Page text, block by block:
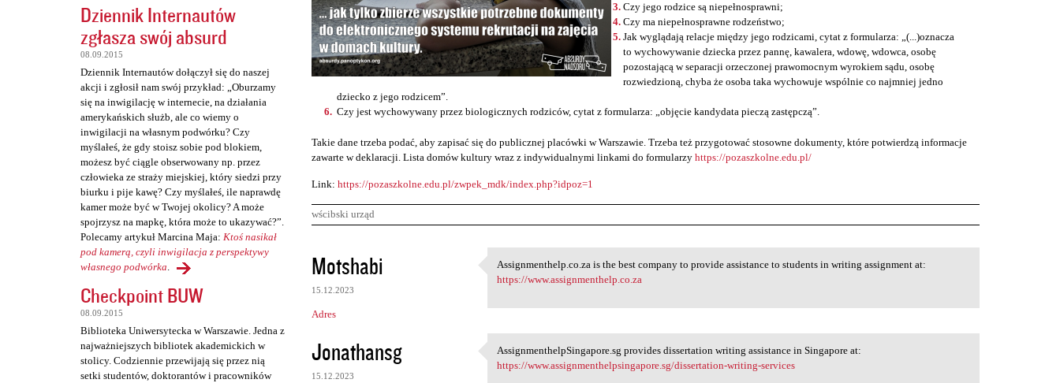
Dziennik Internautów
zgłasza swój absurd
08.09.2015
Dziennik Internautów dołączył się do naszej
akcji i zgłosił nam swój przykład: „Oburzamy
się na inwigilację w internecie, na działania
amerykańskich służb, ale co wiemy o
inwigilacji na własnym podwórku? Czy
myślałeś, że gdy stoisz sobie pod blokiem,
możesz być ciągle obserwowany np. przez
człowieka ze straży miejskiej, który siedzi przy
biurku i pije kawę? Czy myślałeś, ile naprawdę
kamer może być w Twojej okolicy? A może
spojrzysz na mapkę, która może to ukazywać?”.
Polecamy artykuł Marcina Maja: Ktoś nasikał
pod kamerą, czyli inwigilacja z perspektywy
własnego podwórka.
Checkpoint BUW
08.09.2015
Biblioteka Uniwersytecka w Warszawie. Jedna z
najważniejszych bibliotek akademickich w
stolicy. Codziennie przewijają się przez nią
setki studentów, doktorantów i pracowników
Czy jego rodzice są niepełnosprawni;
Czy ma niepełnosprawne rodzeństwo;
Jak wyglądają relacje między jego rodzicami, cytat z formularza: „(...)oznacza
to wychowywanie dziecka przez pannę, kawalera, wdowę, wdowca, osobę
pozostającą w separacji orzeczonej prawomocnym wyrokiem sądu, osobę
rozwiedzioną, chyba że osoba taka wychowuje wspólnie co najmniej jedno
dziecko z jego rodzicem”.
Czy jest wychowywany przez biologicznych rodziców, cytat z formularza: „objęcie kandydata pieczą zastępczą”.
Takie dane trzeba podać, aby zapisać się do publicznej placówki w Warszawie. Trzeba też przygotować stosowne dokumenty, które potwierdzą informacje
zawarte w deklaracji. Lista domów kultury wraz z indywidualnymi linkami do formularzy https://pozaszkolne.edu.pl/
Link: https://pozaszkolne.edu.pl/zwpek_mdk/index.php?idpoz=1
wścibski urząd
K
o
m
e
n
t
Motshabi
15.12.2023
Adres
Assignmenthelp.co.za is the
Assignmenthelp.co.za is the best company to provide assistance to students in writing assignment at:
https://www.assignmenthelp.co.za
Jonathansg
15.12.2023
AssignmenthelpSingapore.sg
AssignmenthelpSingapore.sg provides dissertation writing assistance in Singapore at:
https://www.assignmenthelpsingapore.sg/dissertation-writing-services